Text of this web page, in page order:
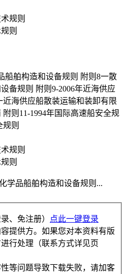
规则
则
船舶构造和设备规则 附则8一散
备规则 附则9-2006年近海供应
海供应船散装运输和装卸有限
则11-1994年国际高速船安全规
则
规则
则
学品船舶构造和设备规则...
、免注册）
点此一键登录
提供方。如果您对本资料有版
行处理（联系方式详见页
等问题导致下载失败，请加客